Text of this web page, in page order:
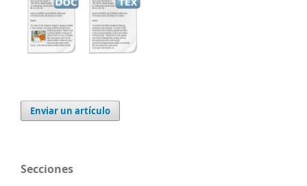
Enviar un artículo
Secciones